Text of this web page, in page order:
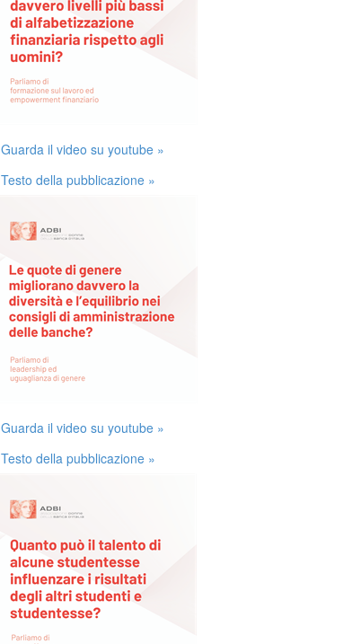
Guarda il video su youtube »
Testo della pubblicazione »
Guarda il video su youtube »
Testo della pubblicazione »